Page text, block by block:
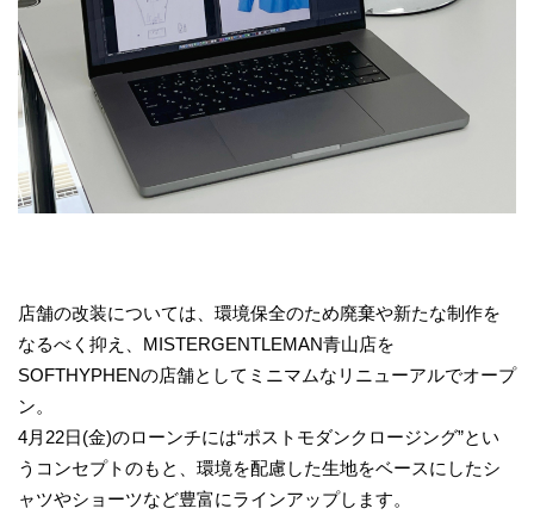
店舗の改装については、環境保全のため廃棄や新たな制作を
なるべく抑え、MISTERGENTLEMAN青山店を
SOFTHYPHENの店舗としてミニマムなリニューアルでオープ
ン。
4月22日(金)のローンチには“ポストモダンクロージング”とい
うコンセプトのもと、環境を配慮した生地をベースにしたシ
ャツやショーツなど豊富にラインアップします。